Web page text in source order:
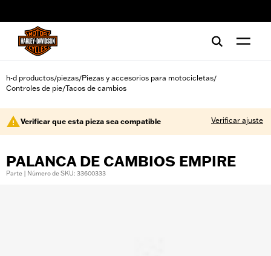
h-d productos/piezas/Piezas y accesorios para motocicletas/
Controles de pie/Tacos de cambios
Verificar que esta pieza sea compatible Verificar ajuste
PALANCA DE CAMBIOS EMPIRE
Parte | Número de SKU: 33600333